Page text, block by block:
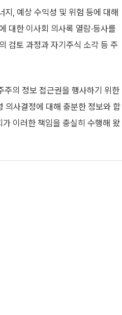
, 예상 수익성 및 위험 등에 대해
대한 이사회 의사록 열람·등사를
검토 과정과 자기주식 소각 등 주
주의 정보 접근권을 행사하기 위한
의사결정에 대해 충분한 정보와 합
이러한 책임을 충실히 수행해 왔